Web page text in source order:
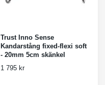
Trust Inno Sense
Kandarstång fixed-flexi soft
- 20mm 5cm skänkel
1 795 kr